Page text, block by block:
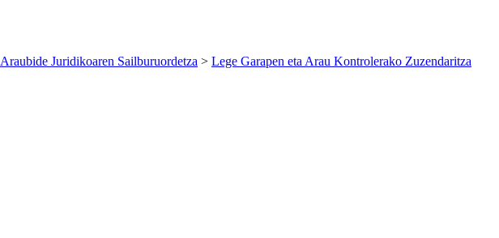
Araubide Juridikoaren Sailburuordetza > Lege Garapen eta Arau Kontrolerako Zuzendaritza